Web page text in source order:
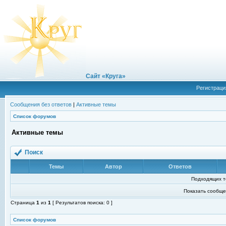
Сайт «Круга»
Сообщения без ответов | Активные темы
Список форумов
Активные темы
Поиск
Темы Автор Ответов
Подходящих
Показать
Страница 1 из 1 [ Результатов поиска: 0 ]
Список форумов